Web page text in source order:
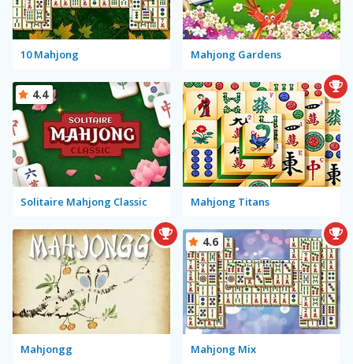
10 Mahjong Mahjong Gardens
Solitaire Mahjong Classic
4.4
Mahjong Titans
Mahjongg Mahjong Mix
4.6